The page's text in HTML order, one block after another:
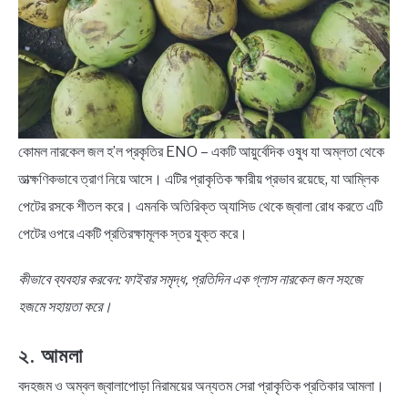
কোমল নারকেল জল হ’ল প্রকৃতির ENO – একটি আয়ুর্বেদিক ওষুধ যা অম্লতা থেকে
তাত্ক্ষণিকভাবে ত্রাণ নিয়ে আসে। এটির প্রাকৃতিক ক্ষারীয় প্রভাব রয়েছে, যা আম্লিক
পেটের রসকে শীতল করে। এমনকি অতিরিক্ত অ্যাসিড থেকে জ্বালা রোধ করতে এটি
পেটের ওপরে একটি প্রতিরক্ষামূলক স্তর যুক্ত করে।
কীভাবে ব্যবহার করবেন: ফাইবার সমৃদ্ধ, প্রতিদিন এক গ্লাস নারকেল জল সহজে
হজমে সহায়তা করে।
২. আমলা
বদহজম ও অম্বল জ্বালাপোড়া নিরাময়ের অন্যতম সেরা প্রাকৃতিক প্রতিকার আমলা।